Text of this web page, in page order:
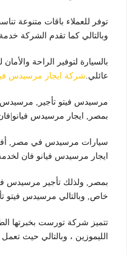
توفر للعملاء باقات متنوعة
وبالتالي كما تقدم الشركة
بالسيارة لتوفير الراحة
عائلي.شركة ايجار مرسيدس
مرسيدس فيتو تأجير, مرسيدس
بمصر, ايجار مرسيدس
سيارات مرسيدس في مصر,
ايجار مرسيدس فيانو فان
بمصر, ولذلك تأجير مرسيدس
خاص, وبالتالي مرسيدس فيتو
تتميز شركة تورست بخبرتها
الليموزين ، وبالتالي حيث